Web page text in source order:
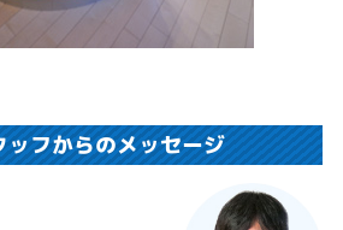
ッフからのメッセージ